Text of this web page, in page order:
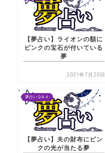
【夢占い】ライオンの額に
ピンクの宝石が付いている
夢
2021年7月20日
夢占いＱ＆Ａ
【夢占い】夫の財布にピン
クの光が当たる夢